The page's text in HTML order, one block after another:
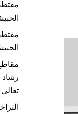
رشاد
تعالى